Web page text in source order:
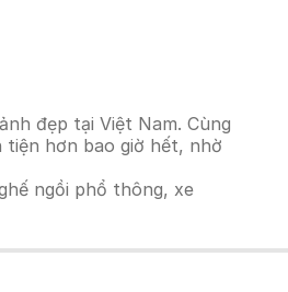
đẹp tại Việt Nam. Cùng
hơn bao giờ hết, nhờ
ngồi phổ thông, xe